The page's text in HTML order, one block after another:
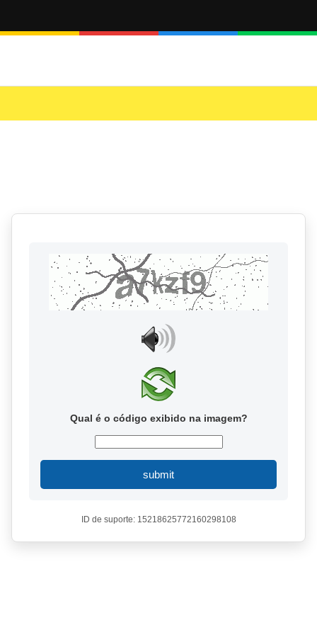
Qual é o código exibido na imagem?
submit
ID de suporte: 15218625772160298108